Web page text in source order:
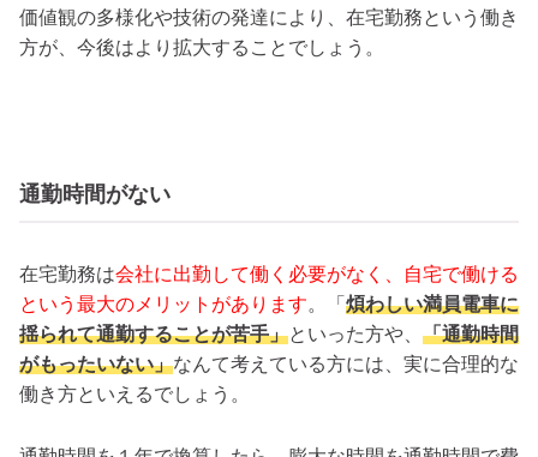
価値観の多様化や技術の発達により、在宅勤務という働き
方が、今後はより拡大することでしょう。
通勤時間がない
在宅勤務は会社に出勤して働く必要がなく、自宅で働ける
という最大のメリットがあります。「 煩わしい満員電車に
揺られて通勤することが苦手」といった方や、 「通勤時間
がもったいない」なんて考えている方には、実に合理的な
働き方といえるでしょう。